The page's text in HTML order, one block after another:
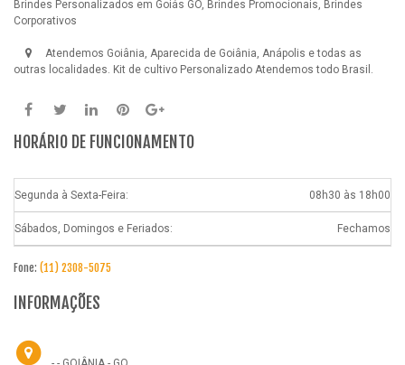
Brindes Personalizados em Goiás GO, Brindes Promocionais, Brindes
Corporativos
Atendemos Goiânia, Aparecida de Goiânia, Anápolis e todas as
outras localidades. Kit de cultivo Personalizado Atendemos todo Brasil.
HORÁRIO DE FUNCIONAMENTO
Segunda à Sexta-Feira: 08h30 às 18h00
Sábados, Domingos e Feriados: Fechamos
Fone: (11) 2308-5075
INFORMAÇÕES